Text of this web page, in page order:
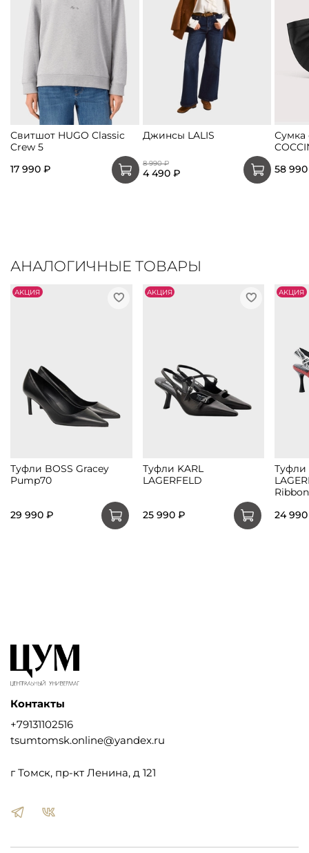
Свитшот HUGO Classic
Crew 5
17 990 ₽
Джинсы LALIS
8 990 ₽
4 490 ₽
Сумка
58
АНАЛОГИЧНЫЕ ТОВАРЫ
АKЦИЯ
Туфли BOSS Gracey
Pump70
29 990 ₽
АKЦИЯ
Туфли KARL
LAGERFELD
25 990 ₽
АKЦИЯ
Туфли
24
Контакты
+79131102516
tsumtomsk.online@yandex.ru
г Томск, пр-кт Ленина, д 121